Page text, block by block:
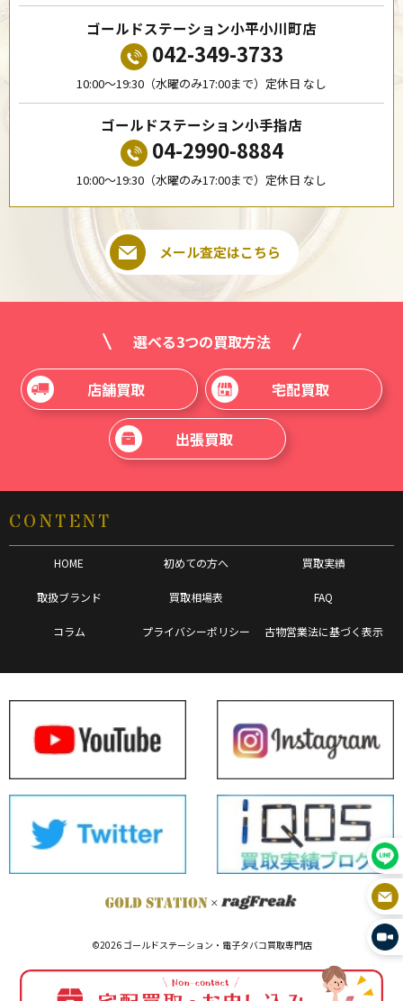
ゴールドステーション小平小川町店
042-349-3733
10:00〜19:30（水曜のみ17:00まで）定休日 なし
ゴールドステーション小手指店
04-2990-8884
10:00〜19:30（水曜のみ17:00まで）定休日 なし
メール査定はこちら
選べる3つの買取方法
店舗買取 宅配買取
出張買取
CONTENT
HOME 初めての方へ 買取実績
取扱ブランド 買取相場表 FAQ
コラム プライバシーポリシー 古物営業法に基づく表示
©2026 ゴールドステーション・電子タバコ買取専門店